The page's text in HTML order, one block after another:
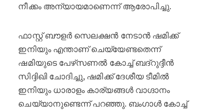
നീക്കം അന്യായമാണെന്ന് ആരോപിച്ചു.
ഫാസ്റ്റ് ബൗളർ സെലക്ഷൻ നേടാൻ ഷമിക്ക്
ഇനിയും എന്താണ് ചെയ്യേണ്ടതെന്ന്
ഷമിയുടെ പേഴ്‌സണൽ കോച്ച് ബദ്‌റുദ്ദീൻ
സിദ്ദിഖി ചോദിച്ചു, ഷമിക്ക് ദേശീയ ടീമിൽ
ഇനിയും ധാരാളം കാര്യങ്ങൾ വാഗ്ദാനം
ചെയ്യാനുണ്ടെന്ന് പറഞ്ഞു. ബംഗാൾ കോച്ച്